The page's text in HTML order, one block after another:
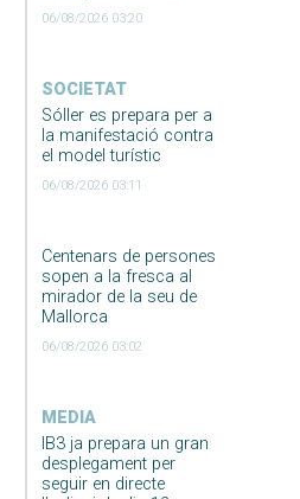
06/08/2026 03:20
SOCIETAT
Sóller es prepara per a
la manifestació contra
el model turístic
06/08/2026 03:11
Centenars de persones
sopen a la fresca al
mirador de la seu de
Mallorca
06/08/2026 03:02
MEDIA
IB3 ja prepara un gran
desplegament per
seguir en directe